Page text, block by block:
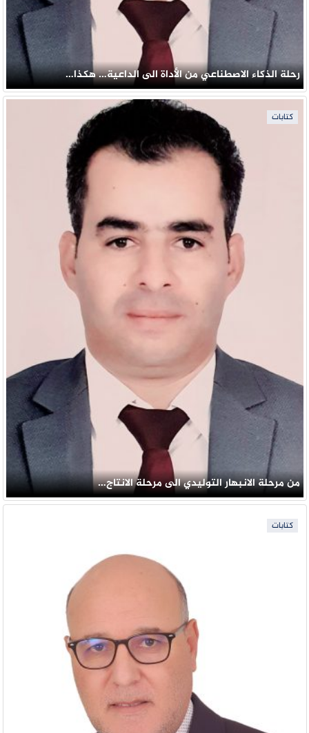
رحلة الذكاء الاصطناعي من الأداة الى الداعية… هكذا…
كتابات
من مرحلة الانبهار التوليدي الى مرحلة الانتاج…
كتابات